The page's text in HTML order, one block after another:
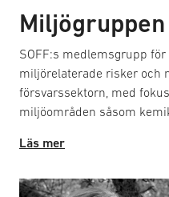
Miljögruppen
SOFF:s medlemsgrupp
miljörelaterade risker och
försvarssektorn, med
miljöområden såsom
Gruppen samverkar med
SOFF:s positioner,
Läs mer